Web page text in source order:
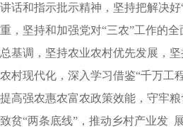
讲话和指示批示精神，坚持把解决
重，坚持和加强党对“三农”工作的
总基调，坚持农业农村优先发展，
农村现代化，深入学习借鉴“千万工
提高强农惠农富农政策效能，守牢
致贫“两条底线”，推动乡村产业发